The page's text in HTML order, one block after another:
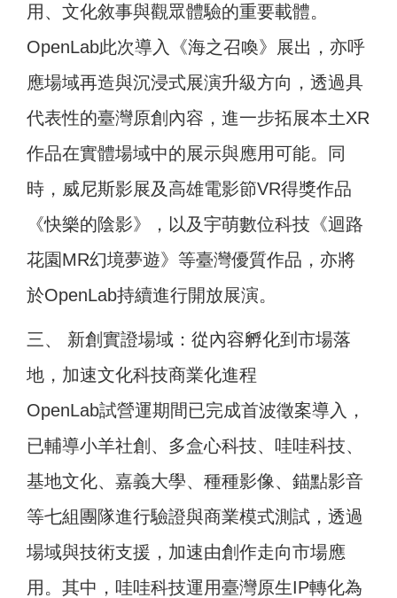
用、文化敘事與觀眾體驗的重要載體。
OpenLab此次導入《海之召喚》展出，亦呼
應場域再造與沉浸式展演升級方向，透過具
代表性的臺灣原創內容，進一步拓展本土XR
作品在實體場域中的展示與應用可能。同
時，威尼斯影展及高雄電影節VR得獎作品
《快樂的陰影》，以及宇萌數位科技《迴路
花園MR幻境夢遊》等臺灣優質作品，亦將
於OpenLab持續進行開放展演。
三、 新創實證場域：從內容孵化到市場落
地，加速文化科技商業化進程
OpenLab試營運期間已完成首波徵案導入，
已輔導小羊社創、多盒心科技、哇哇科技、
基地文化、嘉義大學、種種影像、錨點影音
等七組團隊進行驗證與商業模式測試，透過
場域與技術支援，加速由創作走向市場應
用。其中，哇哇科技運用臺灣原生IP轉化為